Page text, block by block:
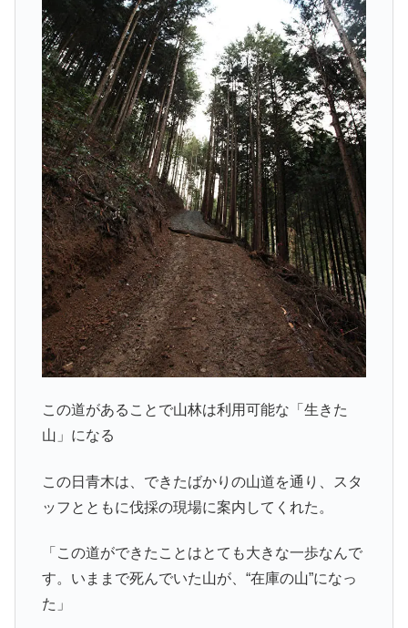
この道があることで山林は利用可能な「生きた
山」になる
この日青木は、できたばかりの山道を通り、スタ
ッフとともに伐採の現場に案内してくれた。
「この道ができたことはとても大きな一歩なんで
す。いままで死んでいた山が、“在庫の山”になっ
た」